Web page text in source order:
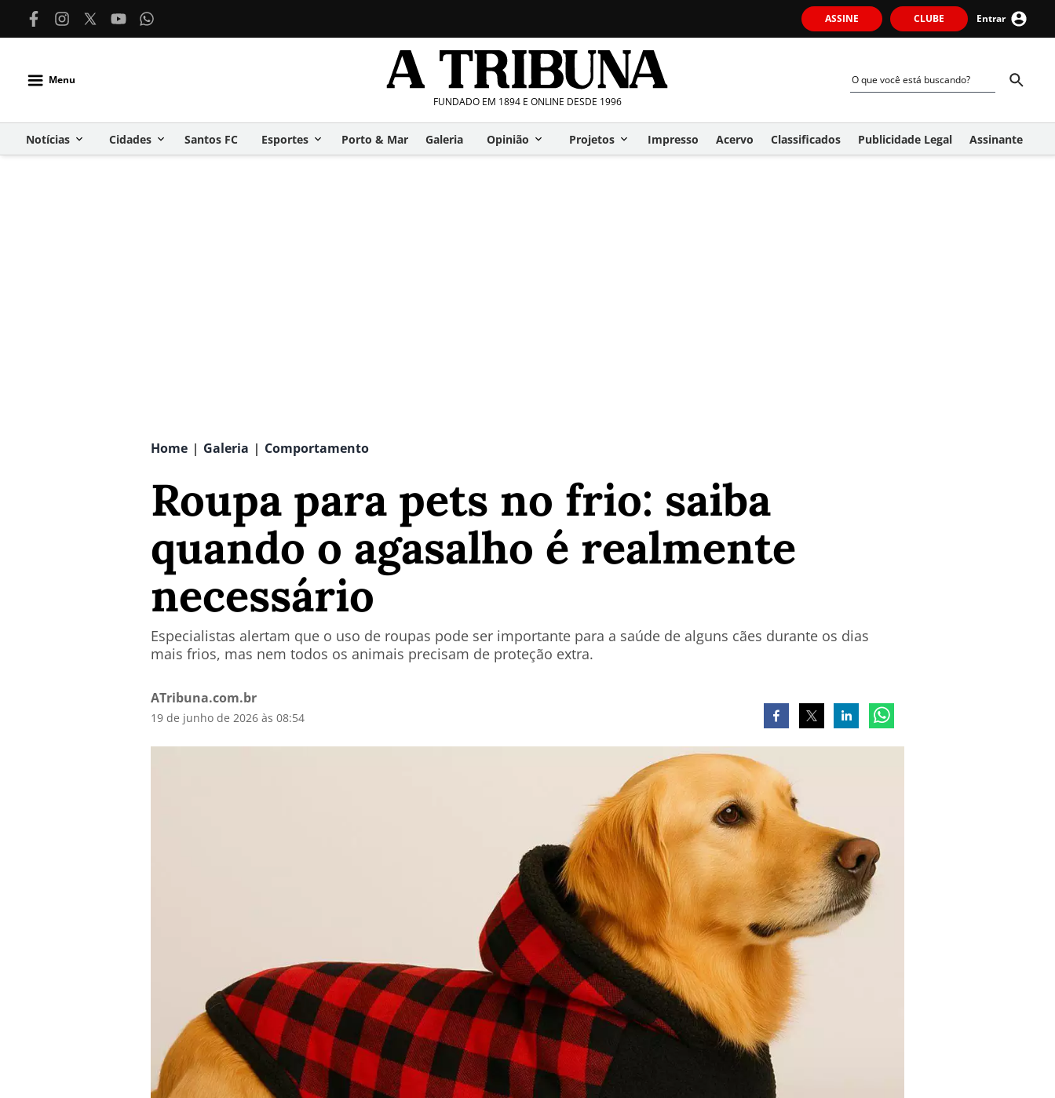
ASSINE CLUBE Entrar
Menu
FUNDADO EM 1894 E ONLINE DESDE 1996
Notícias Cidades Santos FC Esportes Porto & Mar Galeria Opinião Projetos Impresso Acervo Classificados Publicidade Legal Assinante
Home | Galeria | Comportamento
Roupa para pets no frio: saiba
quando o agasalho é realmente
necessário
Especialistas alertam que o uso de roupas pode ser importante para a saúde de alguns cães durante os dias
mais frios, mas nem todos os animais precisam de proteção extra.
ATribuna.com.br
19 de junho de 2026 às 08:54